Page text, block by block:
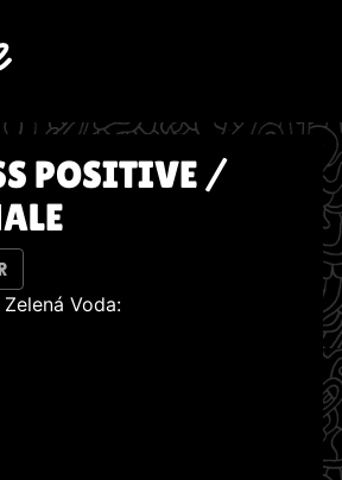
POSITIVE /
Voda: